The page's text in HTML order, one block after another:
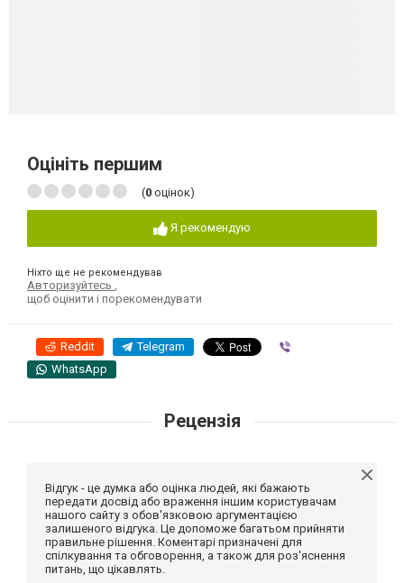
Оцініть першим
(0 оцінок)
Я рекомендую
Ніхто ще не рекомендував
Авторизуйтесь
щоб оцінити і порекомендувати
Reddit Telegram
WhatsApp
Рецензія
Відгук - це думка або оцінка людей, які бажають
передати досвід або враження іншим користувачам
нашого сайту з обов'язковою аргументацією
залишеного відгука. Це допоможе багатьом прийняти
правильне рішення. Коментарі призначені для
спілкування та обговорення, а також для роз'яснення
питань, що цікавлять.